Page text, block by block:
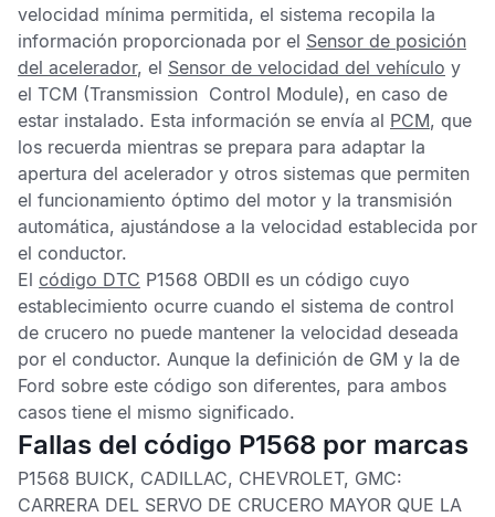
velocidad mínima permitida, el sistema recopila la
información proporcionada por el Sensor de posición
del acelerador, el Sensor de velocidad del vehículo y
el TCM (Transmission Control Module), en caso de
estar instalado. Esta información se envía al PCM, que
los recuerda mientras se prepara para adaptar la
apertura del acelerador y otros sistemas que permiten
el funcionamiento óptimo del motor y la transmisión
automática, ajustándose a la velocidad establecida por
el conductor.
El código DTC P1568 OBDII es un código cuyo
establecimiento ocurre cuando el sistema de control
de crucero no puede mantener la velocidad deseada
por el conductor. Aunque la definición de GM y la de
Ford sobre este código son diferentes, para ambos
casos tiene el mismo significado.
Fallas del código P1568 por marcas
P1568 BUICK, CADILLAC, CHEVROLET, GMC:
CARRERA DEL SERVO DE CRUCERO MAYOR QUE LA